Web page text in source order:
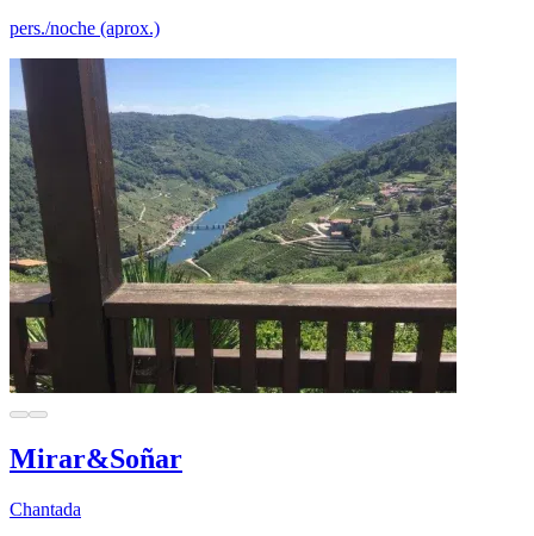
pers./noche (aprox.)
Mirar&Soñar
Chantada